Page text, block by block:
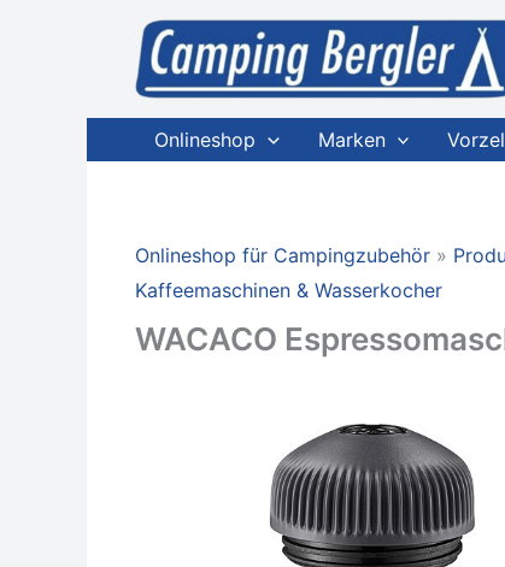
Onlineshop Marken
Onlineshop für Campingzubehör
Kaffeemaschinen & Wasserkocher
WACACO